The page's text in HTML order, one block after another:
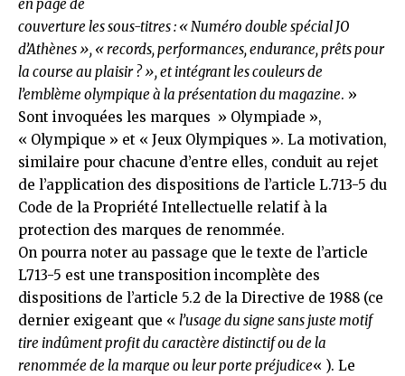
en page de
couverture les sous-titres : « Numéro double spécial JO
d’Athènes », « records, performances, endurance, prêts pour
la course au plaisir ? », et intégrant les couleurs de
l’emblème olympique à la présentation du magazine. »
Sont invoquées les marques » Olympiade »,
« Olympique » et « Jeux Olympiques ». La motivation,
similaire pour chacune d’entre elles, conduit au rejet
de l’application des dispositions de l’article L.713-5 du
Code de la Propriété Intellectuelle relatif à la
protection des marques de renommée.
On pourra noter au passage que le texte de l’article
L713-5 est une transposition incomplète des
dispositions de l’article 5.2 de la Directive de 1988 (ce
dernier exigeant que « l’usage du signe sans juste motif
tire indûment profit du caractère distinctif ou de la
renommée de la marque ou leur porte préjudice« ). Le